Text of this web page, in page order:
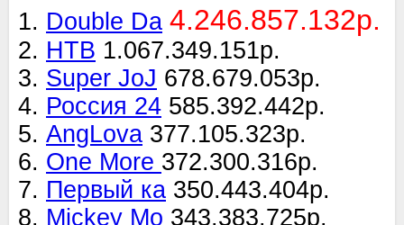
1. Double Da 4.246.857.132р.
2. НТВ 1.067.349.151р.
3. Super JoJ 678.679.053р.
4. Россия 24 585.392.442р.
5. AngLova 377.105.323р.
6. One More 372.300.316р.
7. Первый ка 350.443.404р.
8. Mickey Mo 343.383.725р.